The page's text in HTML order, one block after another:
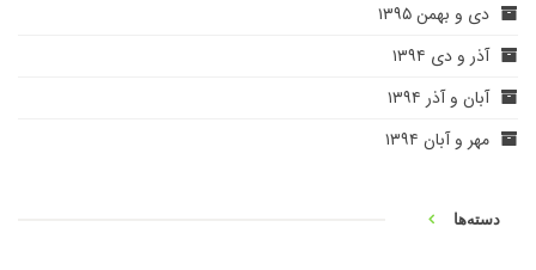
دی و بهمن ۱۳۹۵
آذر و دی ۱۳۹۴
آبان و آذر ۱۳۹۴
مهر و آبان ۱۳۹۴
دسته‌ها